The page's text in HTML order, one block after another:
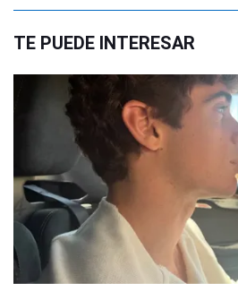
TE PUEDE INTERESAR